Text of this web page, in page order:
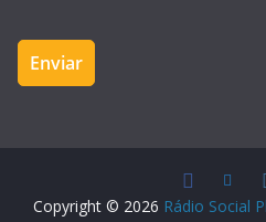
Copyright © 2026 Rádio Social